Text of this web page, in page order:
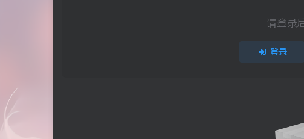
请登录
登录